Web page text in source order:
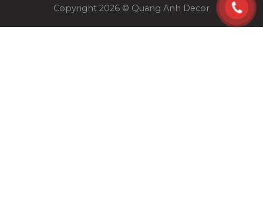
Copyright 2026 © Quang Anh Decor